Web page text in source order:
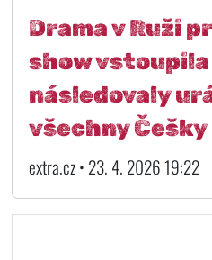
Drama v Ruži
show vstoupila
následovaly
všechny Češky
extra.cz • 23. 4. 2026 19:22